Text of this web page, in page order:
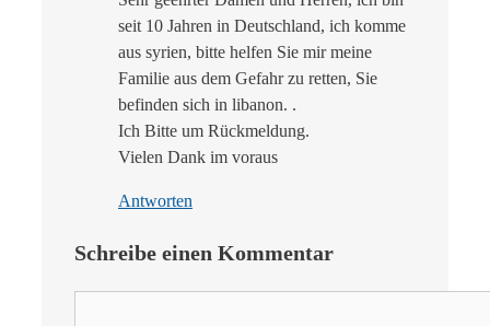
seit 10 Jahren in Deutschland, ich komme
aus syrien, bitte helfen Sie mir meine
Familie aus dem Gefahr zu retten, Sie
befinden sich in libanon. .
Ich Bitte um Rückmeldung.
Vielen Dank im voraus
Antworten
Schreibe einen Kommentar